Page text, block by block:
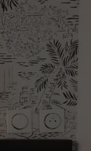
Départ